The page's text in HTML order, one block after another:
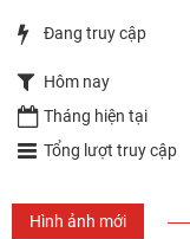
Đang truy cập
Hôm nay
Tháng hiện tại
Tổng lượt truy cập
Hình ảnh mới